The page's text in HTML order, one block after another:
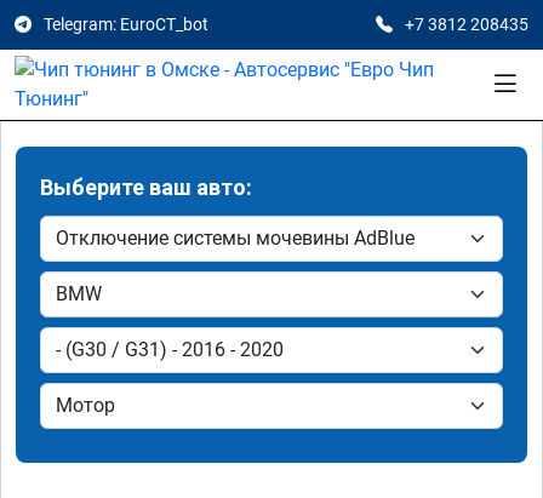
Telegram: EuroCT_bot +7 3812 208435
Выберите ваш авто: